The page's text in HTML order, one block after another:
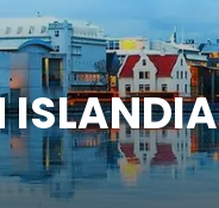
ISLANDIA